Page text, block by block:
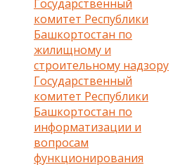
Государственный
комитет Республики
Башкортостан по
жилищному и
строительному надзору
Государственный
комитет Республики
Башкортостан по
информатизации и
вопросам
функционирования